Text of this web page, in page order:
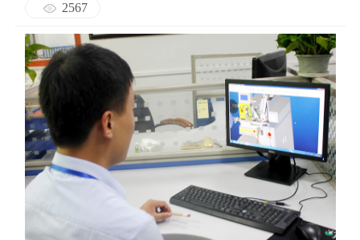
2567